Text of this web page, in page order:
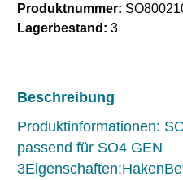
Produktnummer:
Lagerbestand: 3
Beschreibung
Produktinformationen:
passend für SO4 GEN